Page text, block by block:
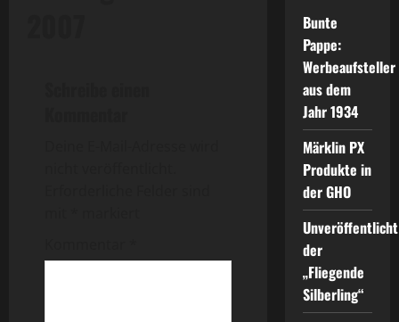
Bunte
Pappe:
Werbeaufsteller
aus dem
Jahr 1934
Märklin PX
Produkte in
der GHO
der
„Fliegende
Silberling“